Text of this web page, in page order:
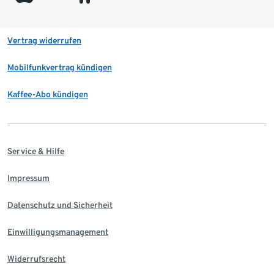
Vertrag widerrufen
Mobilfunkvertrag kündigen
Kaffee-Abo kündigen
Service & Hilfe
Impressum
Datenschutz und Sicherheit
Einwilligungsmanagement
Widerrufsrecht